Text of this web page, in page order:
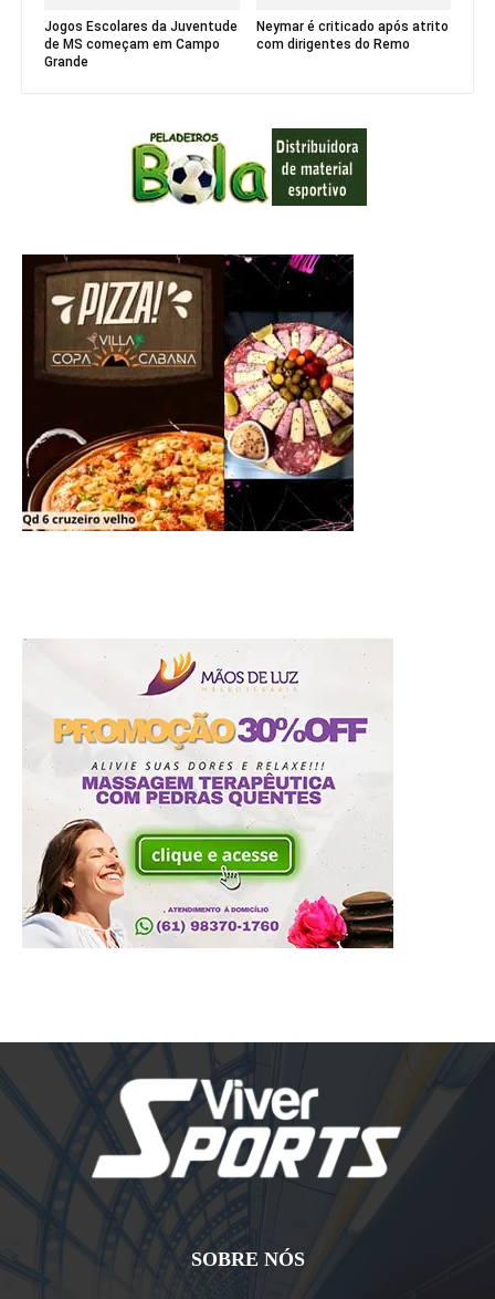
Jogos Escolares da Juventude
de MS começam em Campo
Grande
Neymar é criticado após atrito
com dirigentes do Remo
SOBRE NÓS